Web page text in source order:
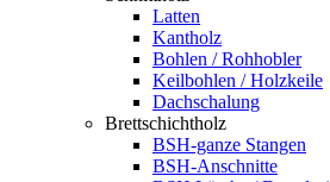
Latten
Kantholz
Bohlen / Rohhobler
Keilbohlen / Holzkeile
Dachschalung
Brettschichtholz
BSH-ganze Stangen
BSH-Anschnitte